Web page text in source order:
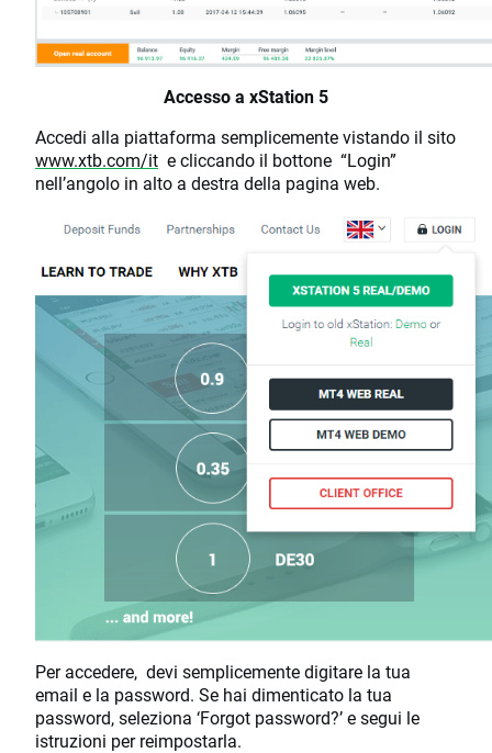
Accesso a xStation 5
Accedi alla piattaforma semplicemente vistando il sito
www.xtb.com/it e cliccando il bottone “Login”
nell’angolo in alto a destra della pagina web.
Per accedere, devi semplicemente digitare la tua
email e la password. Se hai dimenticato la tua
password, seleziona ‘Forgot password?’ e segui le
istruzioni per reimpostarla.